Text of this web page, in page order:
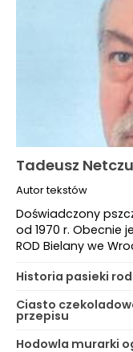
Tadeusz
Autor tekstów
Doświadczony
od 1970 r. Obecnie
ROD Bielany we
Historia pasieki
Ciasto
przepisu
Hodowla murarki